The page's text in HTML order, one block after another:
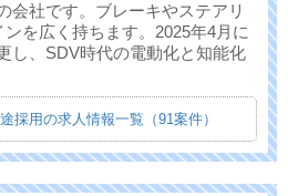
会社です。ブレーキやステアリ
を広く持ちます。2025年4月に
し、SDV時代の電動化と知能化
採用の求人情報一覧（91案件）